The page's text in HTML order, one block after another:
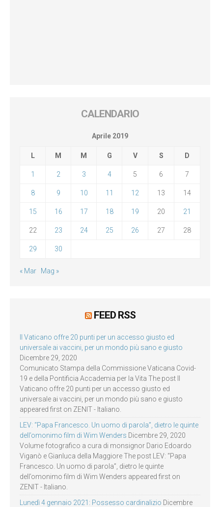
CALENDARIO
Aprile 2019
L M M G V S D
1 2 3 4 5 6 7
8 9 10 11 12 13 14
15 16 17 18 19 20 21
22 23 24 25 26 27 28
29 30
« Mar Mag »
FEED RSS
Il Vaticano offre 20 punti per un accesso giusto ed
universale ai vaccini, per un mondo più sano e giusto
Dicembre 29, 2020
Comunicato Stampa della Commissione Vaticana Covid-
19 e della Pontificia Accademia per la Vita The post Il
Vaticano offre 20 punti per un accesso giusto ed
universale ai vaccini, per un mondo più sano e giusto
appeared first on ZENIT - Italiano.
LEV: “Papa Francesco. Un uomo di parola”, dietro le quinte
dell’omonimo film di Wim Wenders Dicembre 29, 2020
Volume fotografico a cura di monsignor Dario Edoardo
Viganò e Gianluca della Maggiore The post LEV: “Papa
Francesco. Un uomo di parola”, dietro le quinte
dell’omonimo film di Wim Wenders appeared first on
ZENIT - Italiano.
Lunedì 4 gennaio 2021: Possesso cardinalizio Dicembre